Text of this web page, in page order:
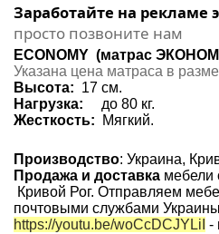
Заработайте на рекламе
просто позвоните нам
EСONOMY (матрас
Указана цена матраса в
Высота: 17 см.
Нагрузка:
до 80 кг.
Жесткость: Мягкий.
Производство: Украина,
Продажа и доставка мебели
Кривой Рог. Отправляем
почтовыми службами
https://youtu.be/woCcDCJYLiI -